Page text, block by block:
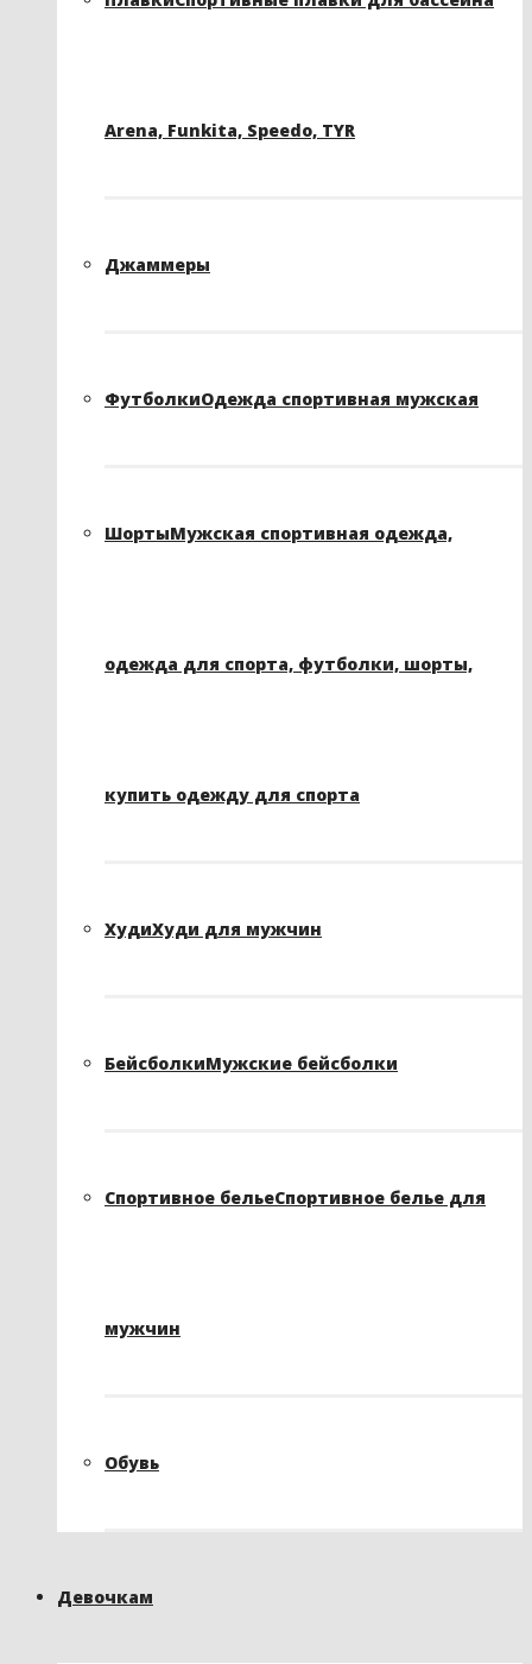
Arena, Funkita, Speedo, TYR
Джаммеры
ФутболкиОдежда спортивная мужская
ШортыМужская спортивная одежда,
одежда для спорта, футболки, шорты,
купить одежду для спорта
ХудиХуди для мужчин
БейсболкиМужские бейсболки
Спортивное бельеСпортивное белье для
мужчин
Обувь
Девочкам